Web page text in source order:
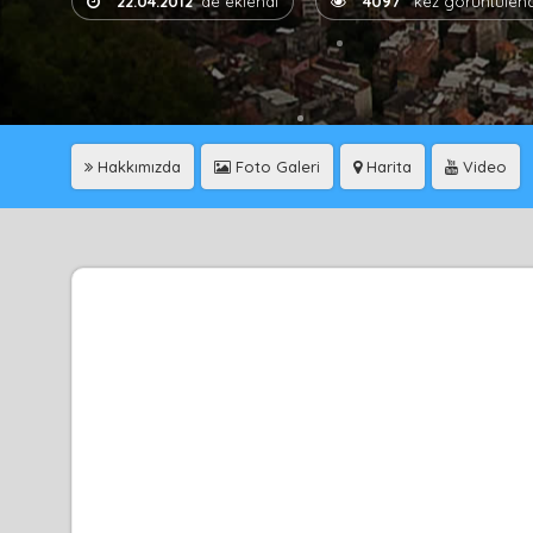
Hakkımızda Foto Galeri Harita Video